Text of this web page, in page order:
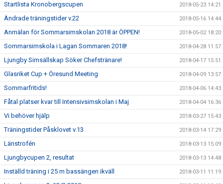
Startlista Kronobergscupen 2018-05-23 14:21
Ändrade träningstider v.22 2018-05-16 14:44
Anmälan för Sommarsimskolan 2018 är ÖPPEN! 2018-05-02 18:20
Sommarsimskola i Lagan Sommaren 2018! 2018-04-28 11:57
Ljungby Simsällskap Söker Chefstränare! 2018-04-17 15:51
Glasriket Cup + Öresund Meeting 2018-04-09 13:57
Sommarfritids! 2018-04-06 14:43
Fåtal platser kvar till Intensivsimskolan i Maj 2018-04-04 16:36
Vi behöver hjälp 2018-03-27 15:43
Träningstider Påsklovet v.13 2018-03-14 17:29
Länstrofén 2018-03-13 15:09
Ljungbycupen 2, resultat 2018-03-13 14:48
Inställd träning i 25 m bassängen ikväll 2018-03-11 11:19